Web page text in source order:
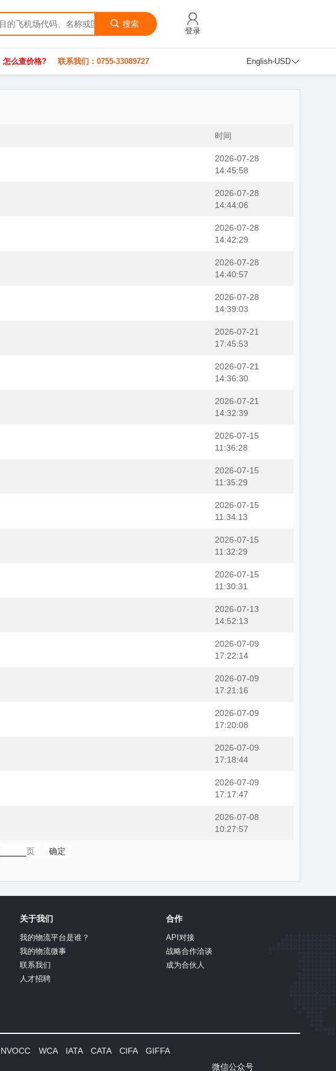
搜索
登录
怎么查价格? 联系我们：0755-33089727 English-USD
时间
2026-07-28
14:45:58
2026-07-28
14:44:06
2026-07-28
14:42:29
2026-07-28
14:40:57
2026-07-28
14:39:03
2026-07-21
17:45:53
2026-07-21
14:36:30
2026-07-21
14:32:39
2026-07-15
11:36:28
2026-07-15
11:35:29
2026-07-15
11:34:13
2026-07-15
11:32:29
2026-07-15
11:30:31
2026-07-13
14:52:13
2026-07-09
17:22:14
2026-07-09
17:21:16
2026-07-09
17:20:08
2026-07-09
17:18:44
2026-07-09
17:17:47
2026-07-08
10:27:57
页 确定
关于我们
我的物流平台是谁？
我的物流微事
联系我们
人才招聘
合作
API对接
战略合作洽谈
成为合伙人
NVOCC WCA IATA CATA CIFA GIFFA
微信公众号